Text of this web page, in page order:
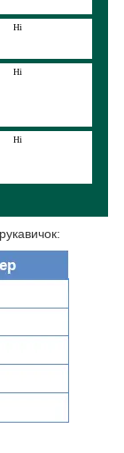
Ні
Ні
Ні